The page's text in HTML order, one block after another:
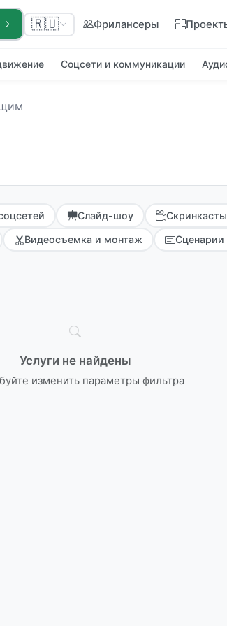
🇷🇺 Фрилансеры
Соцсети и коммуникации
Слайд-шоу
Видеосъемка и монтаж Сценарии
Услуги не найдены
изменить параметры фильтра